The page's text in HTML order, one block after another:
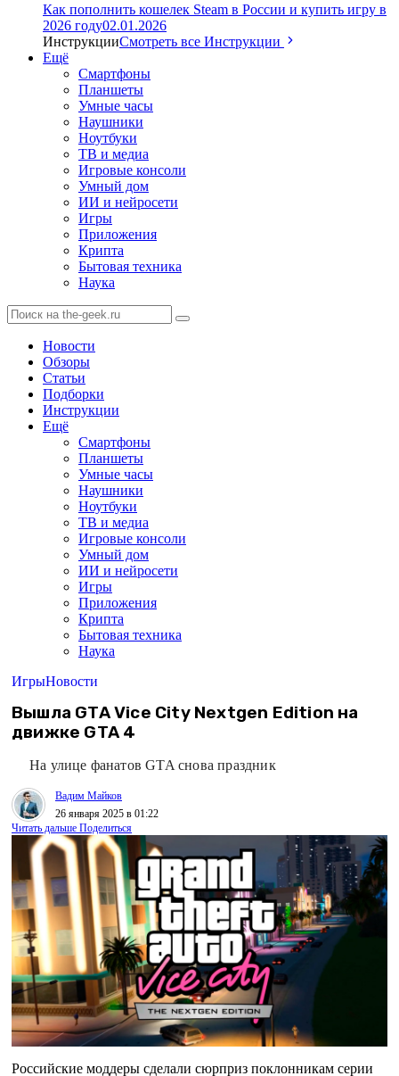
Как пополнить кошелек Steam в России и купить игру в
2026 году02.01.2026
ИнструкцииСмотреть все Инструкции
Ещё
Смартфоны
Планшеты
Умные часы
Наушники
Ноутбуки
ТВ и медиа
Игровые консоли
Умный дом
ИИ и нейросети
Игры
Приложения
Крипта
Бытовая техника
Наука
Новости
Обзоры
Статьи
Подборки
Инструкции
Ещё
Смартфоны
Планшеты
Умные часы
Наушники
Ноутбуки
ТВ и медиа
Игровые консоли
Умный дом
ИИ и нейросети
Игры
Приложения
Крипта
Бытовая техника
Наука
ИгрыНовости
Вышла GTA Vice City Nextgen Edition на
движке GTA 4
На улице фанатов GTA снова праздник
Вадим Майков
26 января 2025 в 01:22
Читать дальше Поделиться
Российские моддеры сделали сюрприз поклонникам серии